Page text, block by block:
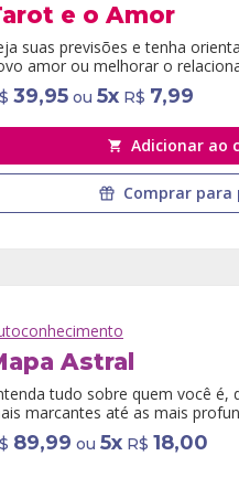
e o Amor
suas previsões e tenha
amor ou melhorar o
39,95 ou 5x R$ 7,99
Adicionar ao
Comprar para
Astral
tudo sobre quem você é,
marcantes até as mais
89,99 ou 5x R$ 18,00